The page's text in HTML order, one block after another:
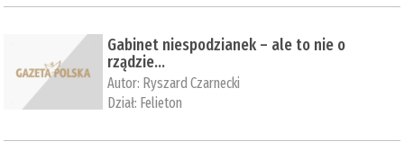
Gabinet niespodzianek – ale to nie o
rządzie...
Autor: Ryszard Czarnecki
Dział: Felieton